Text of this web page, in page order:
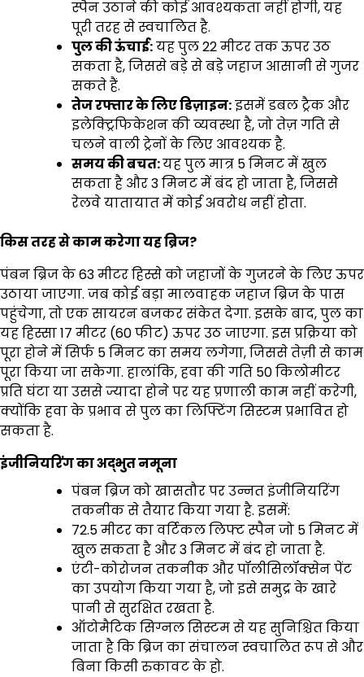
स्पैन उठाने की कोई आवश्यकता नहीं होगी, यह
पूरी तरह से स्वचालित है.
पुल की ऊंचाई:यह पुल 22 मीटर तक ऊपर उठ
सकता है, जिससे बड़े से बड़े जहाज आसानी से गुजर
सकते हैं.
तेज रफ्तार के लिए डिज़ाइन:इसमें डबल ट्रैक और
इलेक्ट्रिफिकेशन की व्यवस्था है, जो तेज़ गति से
चलने वाली ट्रेनों के लिए आवश्यक है.
समय की बचत:यह पुल मात्र 5 मिनट में खुल
सकता है और 3 मिनट में बंद हो जाता है, जिससे
रेलवे यातायात में कोई अवरोध नहीं होता.
किस तरह से काम करेगा यह ब्रिज?
पंबन ब्रिज के 63 मीटर हिस्से को जहाजों के गुजरने के लिए ऊपर
उठाया जाएगा. जब कोई बड़ा मालवाहक जहाज ब्रिज के पास
पहुंचेगा, तो एक सायरन बजकर संकेत देगा. इसके बाद, पुल का
यह हिस्सा 17 मीटर (60 फीट) ऊपर उठ जाएगा. इस प्रक्रिया को
पूरा होने में सिर्फ 5 मिनट का समय लगेगा, जिससे तेज़ी से काम
पूरा किया जा सकेगा. हालांकि, हवा की गति 50 किलोमीटर
प्रति घंटा या उससे ज्यादा होने पर यह प्रणाली काम नहीं करेगी,
क्योंकि हवा के प्रभाव से पुल का लिफ्टिंग सिस्टम प्रभावित हो
सकता है.
इंजीनियरिंग का अद्भुत नमूना
पंबन ब्रिज को खासतौर पर उन्नत इंजीनियरिंग
तकनीक से तैयार किया गया है. इसमें:
72.5 मीटर का वर्टिकल लिफ्ट स्पैन जो 5 मिनट में
खुल सकता है और 3 मिनट में बंद हो जाता है.
एंटी-कोरोजन तकनीक और पॉलीसिलॉक्सेन पेंट
का उपयोग किया गया है, जो इसे समुद्र के खारे
पानी से सुरक्षित रखता है.
ऑटोमैटिक सिग्नल सिस्टम से यह सुनिश्चित किया
जाता है कि ब्रिज का संचालन स्वचालित रूप से और
बिना किसी रुकावट के हो.